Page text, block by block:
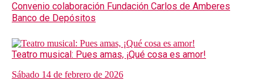
Convenio colaboración Fundación Carlos de Amberes
Banco de Depósitos
Teatro musical: Pues amas, ¡Qué cosa es amor!
Sábado 14 de febrero de 2026